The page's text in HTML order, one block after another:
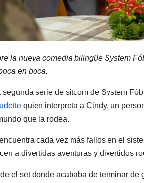
la nueva comedia bilingüe System
en boca.
serie de sitcom de System
quien interpreta a Cindy, un
que la rodea.
cada vez más fallos en el
a divertidas aventuras y divertidos
el set donde acababa de terminar de